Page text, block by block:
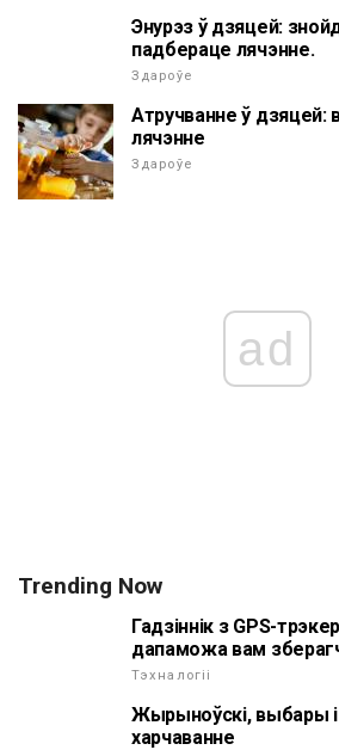
Энурэз ў дзяцей:
падбераце лячэнне.
Здароўе
Атручванне ў дзяцей:
лячэнне
Здароўе
ad
Trending Now
Гадзіннік з GPS-
дапаможа вам
Тэхналогіі
Жырыноўскі, выбары
харчаванне